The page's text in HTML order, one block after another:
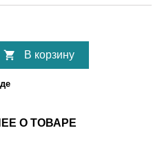
 В корзину
О ТОВАРЕ